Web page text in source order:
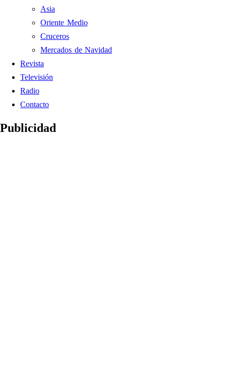
Asia
Oriente Medio
Cruceros
Mercados de Navidad
Revista
Televisión
Radio
Contacto
Publicidad